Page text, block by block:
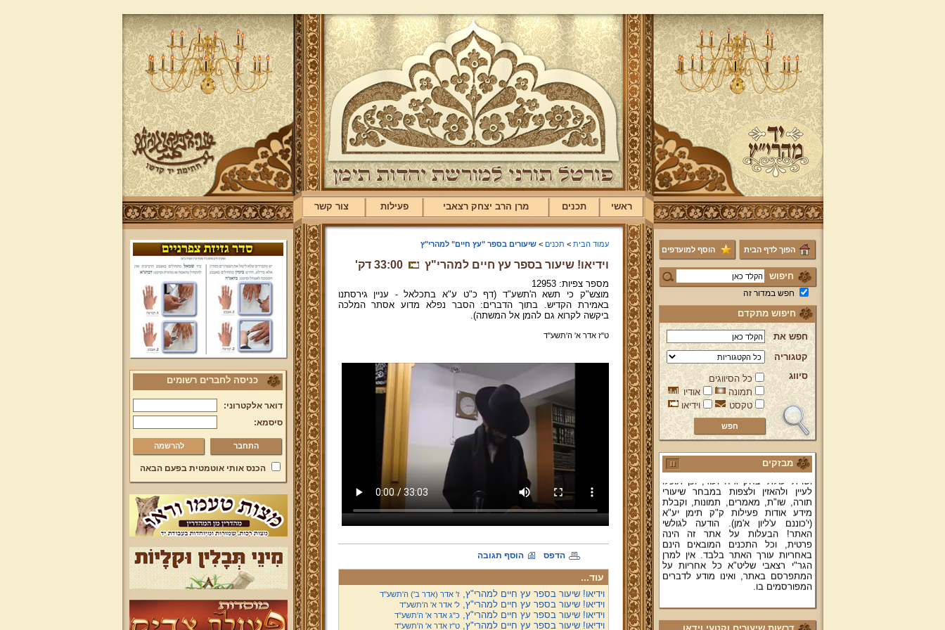
ראשי תכנים מרן הרב יצחק רצאבי פעילות צור קשר
הפוך לדף הבית הוסף למועדפים
חיפוש
חפש במדור זה
חיפוש מתקדם
חפש את
קטגוריה
סיווג
כל הסיווגים
תמונה
אודיו
טקסט
וידיאו
מבזקים
ברוכים הבאים לאתר מהרי"ץ
יד מהרי"ץ - פורטל תורני למורשת יהדות
תימן, האתר הרשמי להנצחת מורשתו
של גאון רבני תימן ותפארתם מהרי"ץ
זצוק"ל. באתר תמצאו גם תכנים תורניים
והלכתיים רבים של מרן הגאון הרב יצחק
רצאבי שליט"א - פוסק עדת תימן,
מחבר ספרי שלחן ערוך המקוצר ח"ח
ושו"ת עולת יצחק ג"ח ועוד, וכן תוכלו
לעיין ולהאזין ולצפות במבחר שיעורי
תורה, שו"ת, מאמרים, תמונות, וקבלת
מידע אודות פעילות ק"ק תימן יע"א
(י'כוננם ע'ליון א'מן). הודעה לגולשי
האתר! הבעלות על אתר זה הינה
פרטית, וכל התכנים המובאים הינם
באחריות עורך האתר בלבד. אין למרן
הגר"י רצאבי שליט"א כל אחריות על
המתפרסם באתר, ואינו מודע לדברים
המפורסמים בו.
פניה נרגשת אל אחינו בני עדת תימן
עמוד הבית > תכנים >שיעורים בספר "עץ חיים" למהרי"ץ
וידיאו! שיעור בספר עץ חיים למהרי"ץ 33:00 דק'
מספר צפיות: 12953
מוצש"ק כי תשא ה'תשע"ד (דף כ"ט ע"א בתכלאל - עניין גירסתנו
באמירת הקדיש. בתוך הדברים: הסבר נפלא מדוע אסתר המלכה
ביקשה לקרוא גם להמן אל המשתה).
ט"ז אדר א' ה'תשע''ד
הדפס הוסף תגובה
עוד...
וידיאו! שיעור בספר עץ חיים למהרי"ץ,ז' אדר (אדר ב') ה'תשע''ד
וידיאו! שיעור בספר עץ חיים למהרי"ץ,ל' אדר א' ה'תשע''ד
וידיאו! שיעור בספר עץ חיים למהרי"ץ,כ"ג אדר א' ה'תשע''ד
וידיאו! שיעור בספר עץ חיים למהרי"ץ,ט"ז אדר א' ה'תשע''ד
כניסה לחברים רשומים
דואר אלקטרוני:
סיסמא:
להרשמה
הכנס אותי אוטמטית בפעם הבאה